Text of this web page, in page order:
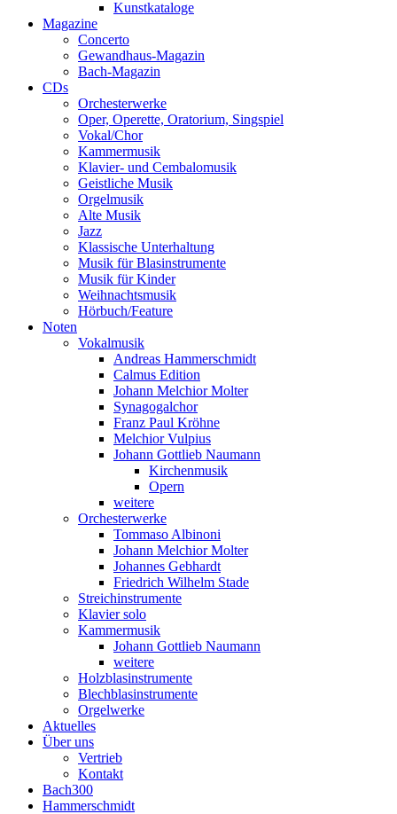
Kunstkataloge
Magazine
Concerto
Gewandhaus-Magazin
Bach-Magazin
CDs
Orchesterwerke
Oper, Operette, Oratorium, Singspiel
Vokal/Chor
Kammermusik
Klavier- und Cembalomusik
Geistliche Musik
Orgelmusik
Alte Musik
Jazz
Klassische Unterhaltung
Musik für Blasinstrumente
Musik für Kinder
Weihnachtsmusik
Hörbuch/Feature
Noten
Vokalmusik
Andreas Hammerschmidt
Calmus Edition
Johann Melchior Molter
Synagogalchor
Franz Paul Kröhne
Melchior Vulpius
Johann Gottlieb Naumann
Kirchenmusik
Opern
weitere
Orchesterwerke
Tommaso Albinoni
Johann Melchior Molter
Johannes Gebhardt
Friedrich Wilhelm Stade
Streichinstrumente
Klavier solo
Kammermusik
Johann Gottlieb Naumann
weitere
Holzblasinstrumente
Blechblasinstrumente
Orgelwerke
Aktuelles
Über uns
Vertrieb
Kontakt
Bach300
Hammerschmidt